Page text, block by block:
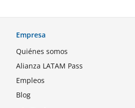
Empresa
Quiénes somos
Alianza LATAM Pass
Empleos
Blog